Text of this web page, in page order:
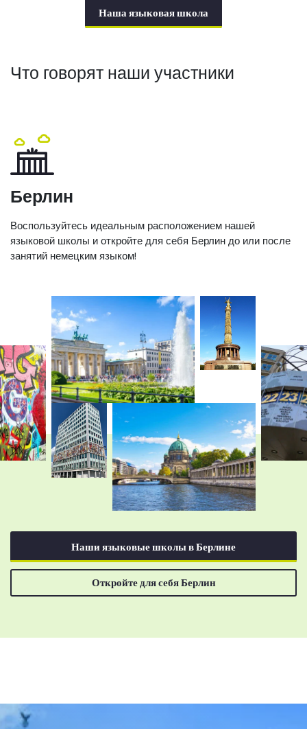
Наша языковая школа
Что говорят наши участники
Берлин
Воспользуйтесь идеальным расположением нашей
языковой школы и откройте для себя Берлин до или после
занятий немецким языком!
Наши языковые школы в Берлине
Откройте для себя Берлин